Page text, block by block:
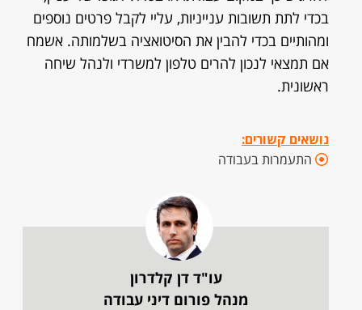
בכדי לתת תשובות ענייניות, עליי לקבל פרטים נוספים
ומהותיים בכדי להבין את הסיטואציה בשלמותה. אשמח
אם תמצאי לנכון להרים טלפון למשרדי ולנהל שיחה
ראשונית.
נושאים קשורים:
התעמרות בעבודה
עו"ד דן קלדרון
מנהל פורום דיני עבודה